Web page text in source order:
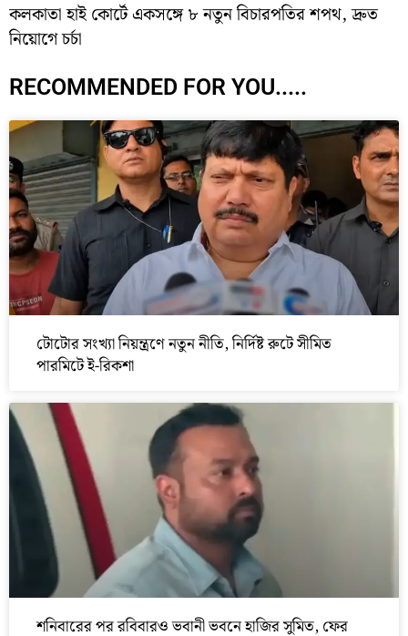
কলকাতা হাই কোর্টে একসঙ্গে ৮ নতুন বিচারপতির শপথ, দ্রুত
নিয়োগে চর্চা
RECOMMENDED FOR YOU.....
টোটোর সংখ্যা নিয়ন্ত্রণে নতুন নীতি, নির্দিষ্ট রুটে সীমিত
পারমিটে ই-রিকশা
শনিবারের পর রবিবারও ভবানী ভবনে হাজির সুমিত, ফের